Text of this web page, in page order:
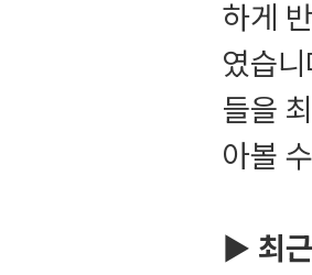
하게
였습
들을
아볼
▶ 최